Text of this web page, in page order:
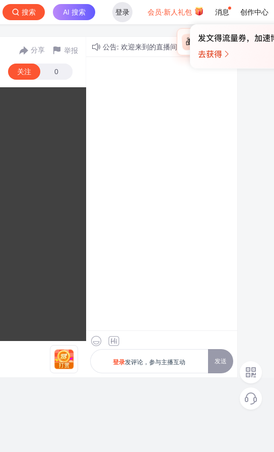
搜索 AI 搜索 登录 会员·新人礼包 消息 创作中心
×
🎁
未登录
分享 举报
关注 0
公告: 欢迎来到的直播间！
发送
登录发评论，参与主播互动